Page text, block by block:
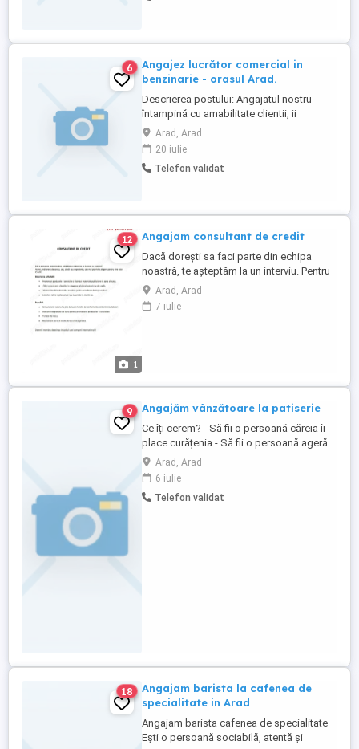
6
Angajez lucrător comercial in
benzinarie - orasul Arad.
Descrierea postului: Angajatul nostru
întampină cu amabilitate clientii, ii
informeaza corect despre serviciile si
promotiile benzinariei, face recomandarile
necesare in functie de necesitatea fiecarui
client. Toate actiunile lucratorului nostru
Arad, Arad
20 iulie
Telefon validat
1
12 Angajam consultant de credit
Dacă dorești sa faci parte din echipa
noastră, te așteptăm la un interviu. Pentru
mai multe detalii va rog sunați la numărul
de telefon :
Arad, Arad
7 iulie
9 Angajăm vânzătoare la patiserie
Ce îți cerem? - Să fii o persoană căreia îi
place curățenia - Să fii o persoană ageră
descurcăreață veselă - Să nu te pierzi cu
firea repede - Să te descurci cu banii
(numărat dat rest la clienți) - Să ai
experiență în comerț - Să îți placă să
Arad, Arad
6 iulie
Telefon validat
18
Angajam barista la cafenea de
specialitate in Arad
Angajam barista cafenea de specialitate
Ești o persoană sociabilă, atentă și